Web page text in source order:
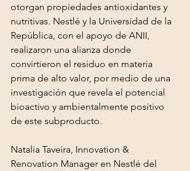
otorgan propiedades antioxidantes y
nutritivas. Nestlé y la Universidad de la
República, con el apoyo de ANII,
realizaron una alianza donde
convirtieron el residuo en materia
prima de alto valor, por medio de una
investigación que revela el potencial
bioactivo y ambientalmente positivo
de este subproducto.
Natalia Taveira, Innovation &
Renovation Manager en Nestlé del